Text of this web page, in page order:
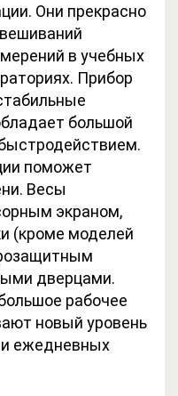
Они прекрасно
в учебных
Прибор
большой
поможет
Весы
экраном,
(кроме моделей
дверцами.
рабочее
новый уровень
ежедневных